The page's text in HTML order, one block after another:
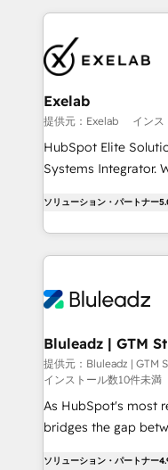
on delivering clean,
create long-term
トを組み込んだ顧客
ィブ・エージェンシ
門が分立する組織で
を、CRMを軸とした
思決定者・PMO・現場
HubSpot導入・活用
GTMの見える化・自
2️⃣ AIエージェント組織構築 営業・マーケティング業務
の一部をAIが自律実
DX × AI推進のPMO伴
革を、構想から実装
の統合・浸透・変革管理を
計・構築：リード獲
計・導線設計・テン
提供。 ▸ 既存CRM・
Marketo・Pardot等
データ移行と活用設
Exelab
提供元：Exelab インス
HubSpot Elite
Systems Integrator. We believe technology should
Every engagement
customer journey
Only then we
outcomes to deliver. -SYSTEM INTEGRATION-
make HubSpot the
SAP, Microsoft
enterprise platform.
HubSpot beyond
FIRST- AI across
ソリューション・パートナー
Bluleadz | GTM
Implementation
提供元：Bluleadz | GTM
インストール数10件未満
As HubSpot's most
bridges the gap
ソリューション・パートナー